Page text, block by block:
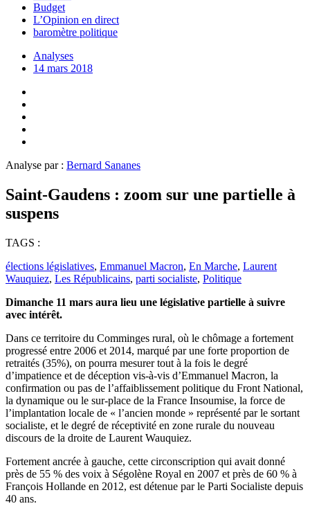
Budget
L’Opinion en direct
baromètre politique
Analyses
14 mars 2018
Analyse par : Bernard Sananes
Saint-Gaudens : zoom sur une partielle à
suspens
TAGS :
élections législatives, Emmanuel Macron, En Marche, Laurent
Wauquiez, Les Républicains, parti socialiste, Politique
Dimanche 11 mars aura lieu une législative partielle à suivre
avec intérêt.
Dans ce territoire du Comminges rural, où le chômage a fortement
progressé entre 2006 et 2014, marqué par une forte proportion de
retraités (35%), on pourra mesurer tout à la fois le degré
d’impatience et de déception vis-à-vis d’Emmanuel Macron, la
confirmation ou pas de l’affaiblissement politique du Front National,
la dynamique ou le sur-place de la France Insoumise, la force de
l’implantation locale de « l’ancien monde » représenté par le sortant
socialiste, et le degré de réceptivité en zone rurale du nouveau
discours de la droite de Laurent Wauquiez.
Fortement ancrée à gauche, cette circonscription qui avait donné
près de 55 % des voix à Ségolène Royal en 2007 et près de 60 % à
François Hollande en 2012, est détenue par le Parti Socialiste depuis
40 ans.